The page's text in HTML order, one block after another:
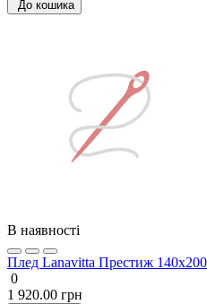
До кошика
В наявності
Плед Lanavitta Престиж
0
1 920.00 грн